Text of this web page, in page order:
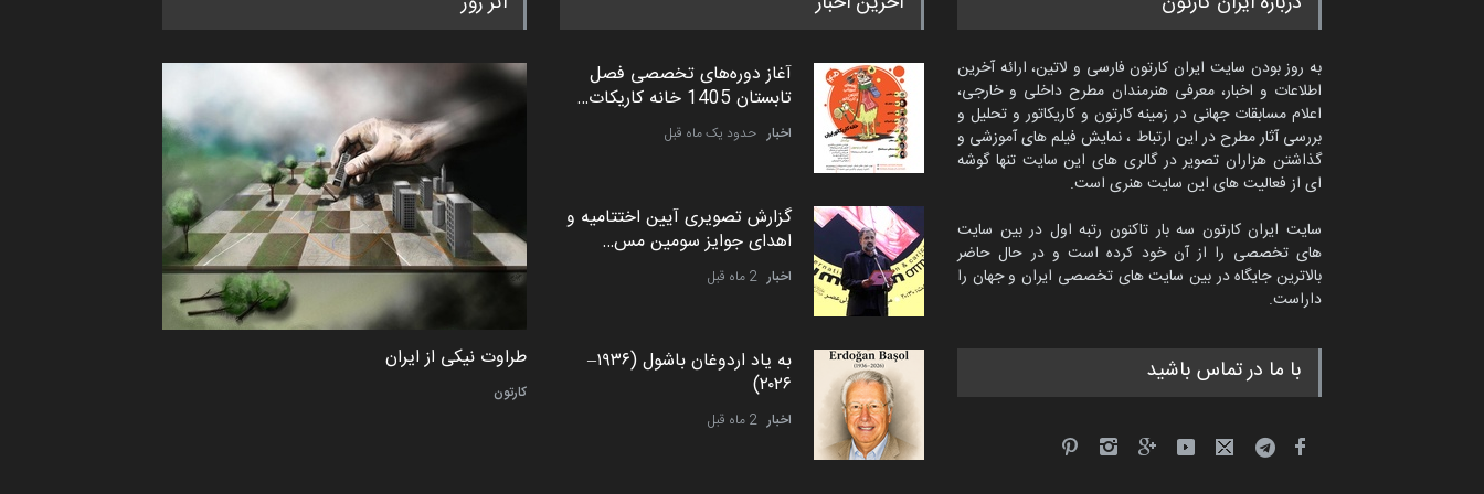
مسابقۀ بین‌المللی کارتون و
کاریکاتور «البغلی…
مهلت 3 ماه دیگر
پنجمین مسابقۀ بین‌المللی کارتون
CARTUNION ، …
به روز بودن سایت ایران کارتون فارسی و لاتین، ارائه آخرین
اطلاعات و اخبار، معرفی هنرمندان مطرح داخلی و خارجی،
اعلام مسابقات جهانی در زمینه کارتون و کاریکاتور و تحلیل و
بررسی آثار مطرح در این ارتباط ، نمایش فیلم های آموزشی و
گذاشتن هزاران تصویر در گالری های این سایت تنها گوشه
ای از فعالیت های این سایت هنری است.
سایت ایران کارتون سه بار تاکنون رتبه اول در بین سایت
های تخصصی را از آن خود کرده است و در حال حاضر
بالاترین جایگاه در بین سایت های تخصصی ایران و جهان را
داراست.
با ما در تماس باشید
آغاز دوره‌های تخصصی فصل
تابستان 1405 خانه کاریکات…
اخبار حدود یک ماه قبل
گزارش تصویری آیین اختتامیه و
اهدای جوایز سومین مس…
اخبار 2 ماه قبل
به یاد اردوغان باشول (۱۹۳۶–
۲۰۲۶)
اخبار 2 ماه قبل
طراوت نیکی از ایران
کارتون
ماتیاس تولسا از اسپانیا
کاریکاتور
طراوت نیکی از ایران
سیاسی